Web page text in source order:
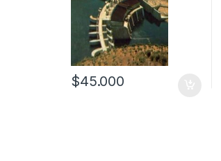
$45.000